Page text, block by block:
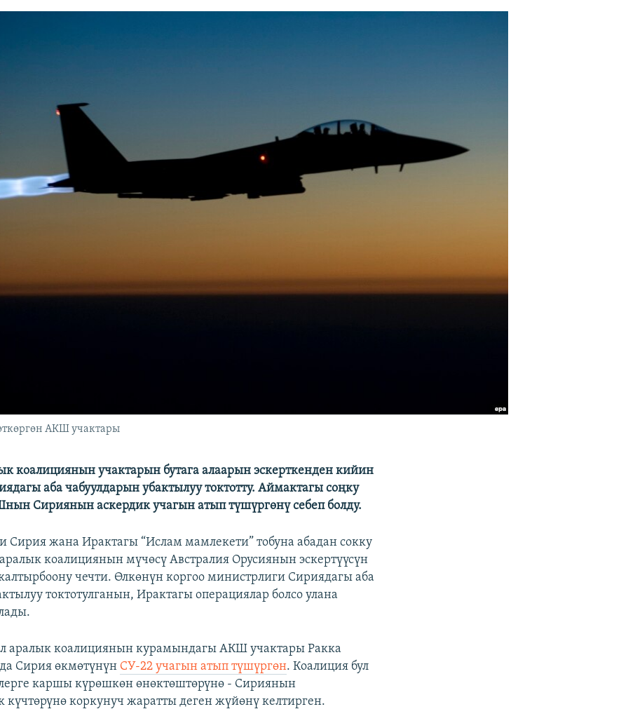
АКШ учактары
коалициянын учактарын бутага алаарын эскерткенден кийин
аба чабуулдарын убактылуу токтотту. Аймактагы соңку
Сириянын аскердик учагын атып түшүргөнү себеп болду.
Сирия жана Ирактагы “Ислам мамлекети” тобуна абадан сокку
коалициянын мүчөсү Австралия Орусиянын эскертүүсүн
чечти. Өлкөнүн коргоо министрлиги Сириядагы аба
токтотулганын, Ирактагы операциялар болсо улана
аралык коалициянын курамындагы АКШ учактары Ракка
Сирия өкмөтүнүн СУ-22 учагын атып түшүргөн. Коалиция бул
каршы күрөшкөн өнөктөштөрүнө - Сириянын
күчтөрүнө коркунуч жаратты деген жүйөнү келтирген.